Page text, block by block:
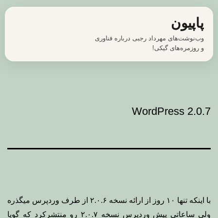
پرش
محتوا
پاپیون
وب‌نوشت‌های مهرداد رجبی درباره فناوری
و روزمره‌های گیکی!
WordPress 2.0.7
با اینکه تنها ۱۰ روز از ارائه نسخه ۲.۰.۶ از طرف وردپرس میگذره
ولی ساعاتی پیش وردپرس نسخه ۲.۰.۷ رو منتشرکرد که گویا